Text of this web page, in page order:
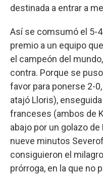
destinada a entrar a
Así se comsumó el 5-
premio a un equipo
el campeón del
contra. Porque se
favor para ponerse 2-
atajó Lloris),
franceses (ambos de
abajo por un golazo
nueve minutos
consiguieron el
prórroga, en la que no